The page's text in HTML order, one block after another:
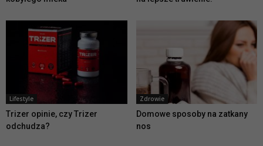
Lifestyle
Trizer opinie, czy Trizer
odchudza?
Zdrowie
Domowe sposoby na zatkany
nos